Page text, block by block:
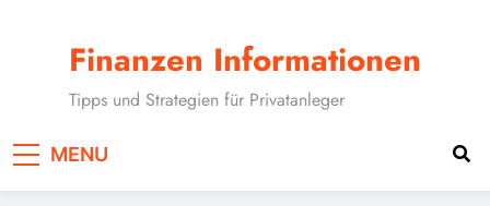
Finanzen Informationen
Tipps und Strategien für Privatanleger
MENU